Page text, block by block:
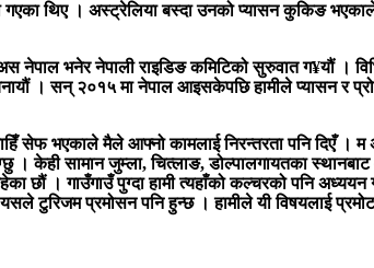
थिए । अस्ट्रेलिया बस्दा उनको प्यासन कुकिङ
भनेर नेपाली राइडिङ कमिटिको सुरुवात ग¥यौं ।
बनायौं । सन् २०१५ मा नेपाल आइसकेपछि हामीले प्यासन
सेफ भएकाले मैले आफ्नो कामलाई निरन्तरता पनि दिएँ ।
। केही सामान जुम्ला, चित्लाङ, डोल्पालगायतका
छौं । गाउँगाउँ पुग्दा हामी त्यहाँको कल्चरको पनि
टुरिजम प्रमोसन पनि हुन्छ । हामीले यी विषयलाई